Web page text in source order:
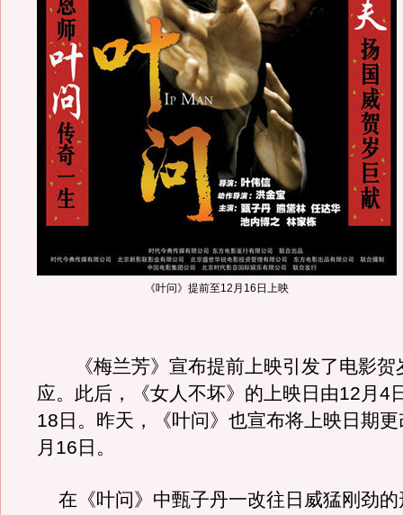
《叶问》提前至12月16日上映
《梅兰芳》宣布提前上映引发了电影贺
应。此后，《女人不坏》的上映日由12月4
18日。昨天，《叶问》也宣布将上映日期
月16日。
在《叶问》中甄子丹一改往日威猛刚劲的